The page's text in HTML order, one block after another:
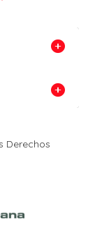
Derechos